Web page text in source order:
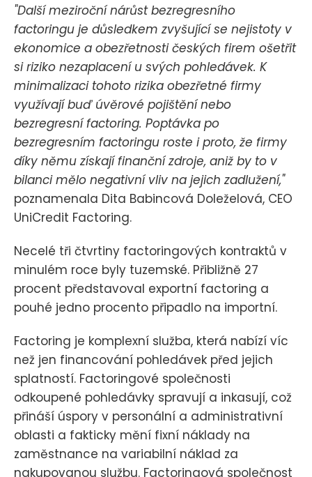
"Další meziroční nárůst bezregresního
factoringu je důsledkem zvyšující se nejistoty v
ekonomice a obezřetnosti českých firem ošetřit
si riziko nezaplacení u svých pohledávek. K
minimalizaci tohoto rizika obezřetné firmy
využívají buď úvěrové pojištění nebo
bezregresní factoring. Poptávka po
bezregresním factoringu roste i proto, že firmy
díky němu získají finanční zdroje, aniž by to v
bilanci mělo negativní vliv na jejich zadlužení,"
poznamenala Dita Babincová Doleželová, CEO
UniCredit Factoring.
Necelé tři čtvrtiny factoringových kontraktů v
minulém roce byly tuzemské. Přibližně 27
procent představoval exportní factoring a
pouhé jedno procento připadlo na importní.
Factoring je komplexní služba, která nabízí víc
než jen financování pohledávek před jejich
splatností. Factoringové společnosti
odkoupené pohledávky spravují a inkasují, což
přináší úspory v personální a administrativní
oblasti a fakticky mění fixní náklady na
zaměstnance na variabilní náklad za
nakupovanou službu. Factoringová společnost